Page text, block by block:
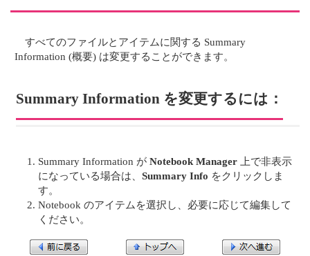
すべてのファイルとアイテムに関する Summary
Information (概要) は変更することができます。
Summary Information を変更するには：
Summary Information が Notebook Manager 上で非表示
になっている場合は、 Summary Info をクリックしま
す。
Notebook のアイテムを選択し、必要に応じて編集して
ください。